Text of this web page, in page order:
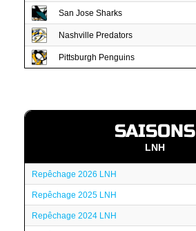
San Jose Sharks
Nashville Predators
Pittsburgh Penguins
SAISONS
LNH
Repêchage 2026 LNH
Repêchage 2025 LNH
Repêchage 2024 LNH